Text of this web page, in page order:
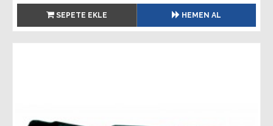
SEPETE EKLE HEMEN AL